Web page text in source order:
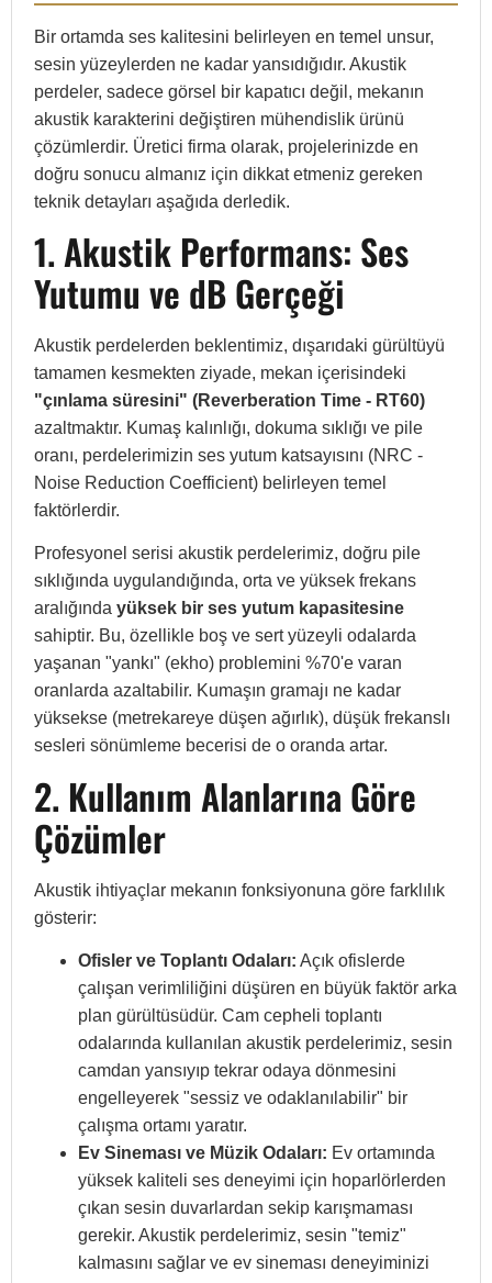
Bir ortamda ses kalitesini belirleyen en temel unsur,
sesin yüzeylerden ne kadar yansıdığıdır. Akustik
perdeler, sadece görsel bir kapatıcı değil, mekanın
akustik karakterini değiştiren mühendislik ürünü
çözümlerdir. Üretici firma olarak, projelerinizde en
doğru sonucu almanız için dikkat etmeniz gereken
teknik detayları aşağıda derledik.
1. Akustik Performans: Ses
Yutumu ve dB Gerçeği
Akustik perdelerden beklentimiz, dışarıdaki gürültüyü
tamamen kesmekten ziyade, mekan içerisindeki
"çınlama süresini" (Reverberation Time - RT60)
azaltmaktır. Kumaş kalınlığı, dokuma sıklığı ve pile
oranı, perdelerimizin ses yutum katsayısını (NRC -
Noise Reduction Coefficient) belirleyen temel
faktörlerdir.
Profesyonel serisi akustik perdelerimiz, doğru pile
sıklığında uygulandığında, orta ve yüksek frekans
aralığında yüksek bir ses yutum kapasitesine
sahiptir. Bu, özellikle boş ve sert yüzeyli odalarda
yaşanan "yankı" (ekho) problemini %70'e varan
oranlarda azaltabilir. Kumaşın gramajı ne kadar
yüksekse (metrekareye düşen ağırlık), düşük frekanslı
sesleri sönümleme becerisi de o oranda artar.
2. Kullanım Alanlarına Göre
Çözümler
Akustik ihtiyaçlar mekanın fonksiyonuna göre farklılık
gösterir:
Ofisler ve Toplantı Odaları: Açık ofislerde
çalışan verimliliğini düşüren en büyük faktör arka
plan gürültüsüdür. Cam cepheli toplantı
odalarında kullanılan akustik perdelerimiz, sesin
camdan yansıyıp tekrar odaya dönmesini
engelleyerek "sessiz ve odaklanılabilir" bir
çalışma ortamı yaratır.
Ev Sineması ve Müzik Odaları: Ev ortamında
yüksek kaliteli ses deneyimi için hoparlörlerden
çıkan sesin duvarlardan sekip karışmaması
gerekir. Akustik perdelerimiz, sesin "temiz"
kalmasını sağlar ve ev sineması deneyiminizi